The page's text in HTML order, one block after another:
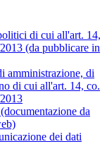
di cui all'art. 14,
(da pubblicare in
amministrazione, di
di cui all'art. 14, co.
da
dei dati